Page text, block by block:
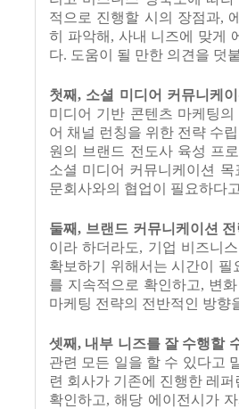
적으로 진행할 시의 장점과,
히 파악해 , 사내 니즈에 맞게
다. 도움이 될 만한 의견을 덧
첫째, 소셜 미디어 커뮤니케
미디어 기반 콘텐츠 마케팅
어 채널 런칭을 위한 전략 수
원의 브랜드 전도사 육성 프
소셜 미디어 커뮤니케이션
문회사와의 협업이 필요하다
둘째, 브랜드 커뮤니케이션
이라 하더라도, 기업 비즈니
확보하기 위해서는 시간이 필
를 지속적으로 확인하고, 변
마케팅 전략의 전반적인 방향
셋째, 내부 니즈를 잘 수행할
관련 모든 일을 할 수 있다고
련 회사가 기존에 진행한 레
확인하고,해당 에이전시가